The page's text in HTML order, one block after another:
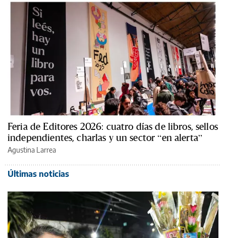
Feria de Editores 2026: cuatro días de libros, sellos
independientes, charlas y un sector “en alerta”
Agustina Larrea
Últimas noticias